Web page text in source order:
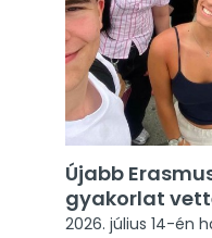
Újabb
gyakorlat
2026. július 14-én